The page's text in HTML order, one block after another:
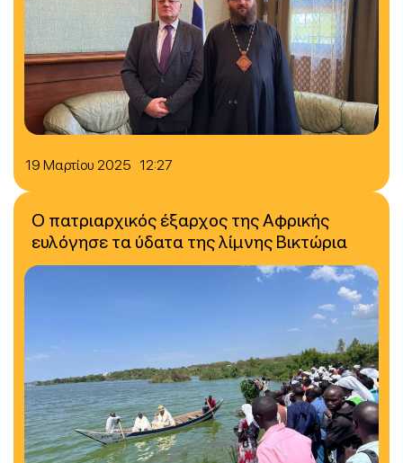
19 Μαρτίου 2025 12:27
Ο πατριαρχικός έξαρχος της Αφρικής
ευλόγησε τα ύδατα της λίμνης Βικτώρια